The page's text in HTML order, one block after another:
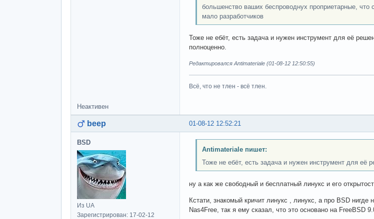
большенство ваших беспроводнух проприетарные,
мало разработчиков
Тоже не ебёт, есть задача и нужен инструмент для её
полноценно.
Редактировался Antimateriale (01-08-12 12:50:55)
Всё, что не тлен - всё тлен.
Неактивен
01-08-12 12:52:21
beep
BSD
Из UA
Зарегистрирован: 17-02-12
Antimateriale пишет:
Тоже не ебёт, есть задача и нужен инструмент для её
ну а как же свободный и бесплатный линукс и его
Кстати, знакомый кричит линукс , линукс, а про BSD
Nas4Free, так я ему сказал, что это основано на FreeBSD